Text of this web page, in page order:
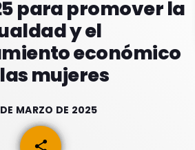
keyboard_arrow_down
para promover la
y el
económico
mujeres
MARZO DE 2025
share
email